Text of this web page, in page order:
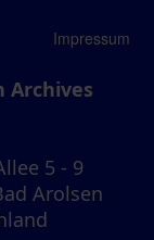
Impressum
Archives
5 - 9
Arolsen